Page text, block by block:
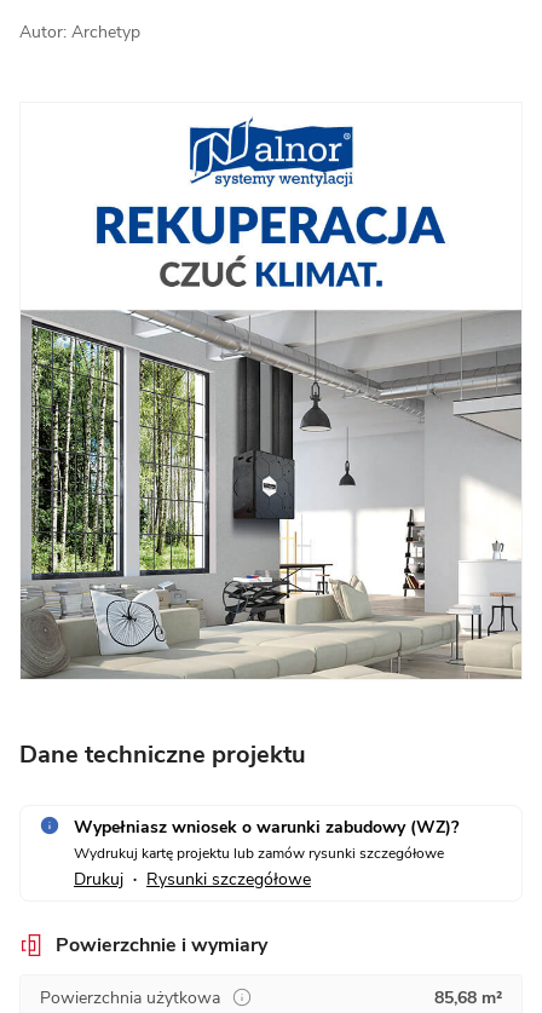
Autor: Archetyp
Dane techniczne projektu
Wypełniasz wniosek o warunki zabudowy (WZ)?
Wydrukuj kartę projektu lub zamów rysunki szczegółowe
Drukuj • Rysunki szczegółowe
Powierzchnie i wymiary
Powierzchnia użytkowa
85,68 m²